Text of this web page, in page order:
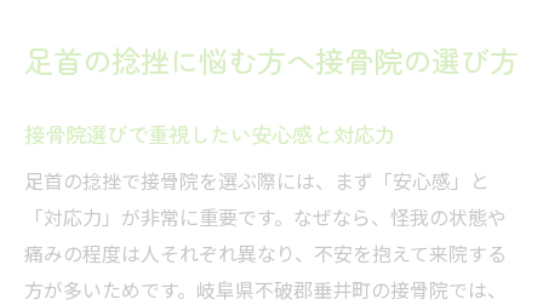
る方法
接骨院初診時のカウンセリングと検査内容
足首捻挫の状態に合った施術プランの提案
方法
接骨院ならではの足首捻挫施術の流れを解
足首の捻挫に悩む方へ接骨院の選び方
接骨院選びで重視したい安心感と対応力
足首の捻挫で接骨院を選ぶ際には、まず「安心感」と
「対応力」が非常に重要です。なぜなら、怪我の状態や
痛みの程度は人それぞれ異なり、不安を抱えて来院する
方が多いためです。岐阜県不破郡垂井町の接骨院では、